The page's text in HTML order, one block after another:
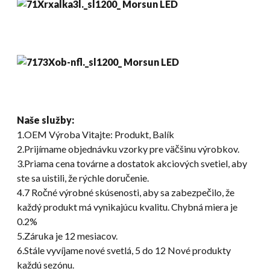
Naše služby:
1.OEM Výroba Vitajte: Produkt, Balík
2.Prijímame objednávku vzorky pre väčšinu výrobkov.
3.Priama cena továrne a dostatok akciových svetiel, aby
ste sa uistili, že rýchle doručenie.
4.7 Ročné výrobné skúsenosti, aby sa zabezpečilo, že
každý produkt má vynikajúcu kvalitu. Chybná miera je
0.2%
5.Záruka je 12 mesiacov.
6.Stále vyvíjame nové svetlá, 5 do 12 Nové produkty
každú sezónu.